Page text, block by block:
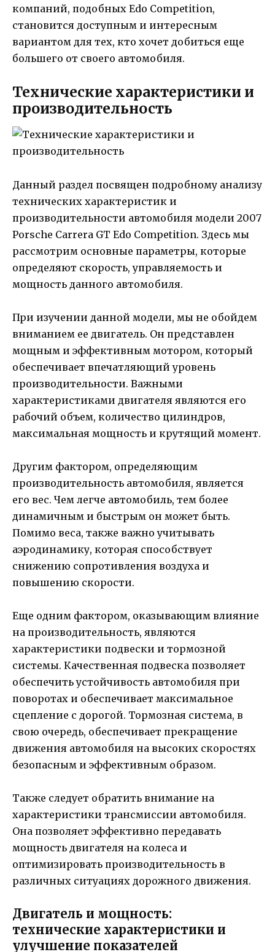
компаний, подобных Edo Competition,
становится доступным и интересным
вариантом для тех, кто хочет добиться еще
большего от своего автомобиля.
Технические характеристики и
производительность
Данный раздел посвящен подробному анализу
технических характеристик и
производительности автомобиля модели 2007
Porsche Carrera GT Edo Competition. Здесь мы
рассмотрим основные параметры, которые
определяют скорость, управляемость и
мощность данного автомобиля.
При изучении данной модели, мы не обойдем
вниманием ее двигатель. Он представлен
мощным и эффективным мотором, который
обеспечивает впечатляющий уровень
производительности. Важными
характеристиками двигателя являются его
рабочий объем, количество цилиндров,
максимальная мощность и крутящий момент.
Другим фактором, определяющим
производительность автомобиля, является
его вес. Чем легче автомобиль, тем более
динамичным и быстрым он может быть.
Помимо веса, также важно учитывать
аэродинамику, которая способствует
снижению сопротивления воздуха и
повышению скорости.
Еще одним фактором, оказывающим влияние
на производительность, являются
характеристики подвески и тормозной
системы. Качественная подвеска позволяет
обеспечить устойчивость автомобиля при
поворотах и обеспечивает максимальное
сцепление с дорогой. Тормозная система, в
свою очередь, обеспечивает прекращение
движения автомобиля на высоких скоростях
безопасным и эффективным образом.
Также следует обратить внимание на
характеристики трансмиссии автомобиля.
Она позволяет эффективно передавать
мощность двигателя на колеса и
оптимизировать производительность в
различных ситуациях дорожного движения.
Двигатель и мощность:
технические характеристики и
улучшение показателей